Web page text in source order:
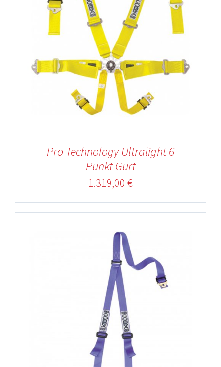
Pro Technology Ultralight 6
Punkt Gurt
1.319,00 €